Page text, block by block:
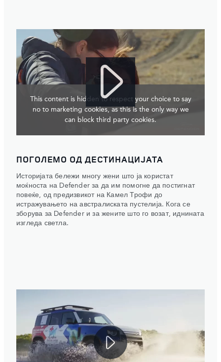
ПОГОЛЕМО ОД ДЕСТИНАЦИЈАТА
Историјата бележи многу жени што ја користат
моќноста на Defender за да им помогне да постигнат
повеќе, од предизвикот на Камел Трофи до
истражувањето на австралиската пустелија. Кога се
зборува за Defender и за жените што го возат, иднината
изгледа светла.
This content is hidden to respect your choice to say
no to marketing cookies, as this is the only way we
can block third party cookies.